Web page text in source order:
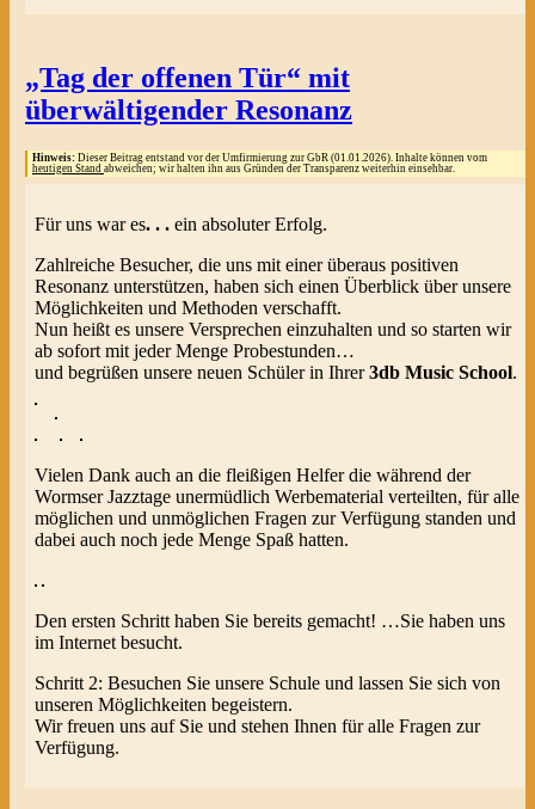
„Tag der offenen Tür“ mit
überwältigender Resonanz
Hinweis: Dieser Beitrag entstand vor der Umfirmierung zur GbR (01.01.2026). Inhalte können vom
heutigen Stand abweichen; wir halten ihn aus Gründen der Transparenz weiterhin einsehbar.
Für uns war es. . .ein absoluter Erfolg.
Zahlreiche Besucher, die uns mit einer überaus positiven
Resonanz unterstützen, haben sich einen Überblick über unsere
Möglichkeiten und Methoden verschafft.
Nun heißt es unsere Versprechen einzuhalten und so starten wir
ab sofort mit jeder Menge Probestunden…
und begrüßen unsere neuen Schüler in Ihrer3db Music School.
Vielen Dank auch an die fleißigen Helfer die während der
Wormser Jazztage unermüdlich Werbematerial verteilten, für alle
möglichen und unmöglichen Fragen zur Verfügung standen und
dabei auch noch jede Menge Spaß hatten.
Den ersten Schritt haben Sie bereits gemacht! …Sie haben uns
im Internet besucht.
Schritt 2: Besuchen Sie unsere Schule und lassen Sie sich von
unseren Möglichkeiten begeistern.
Wir freuen uns auf Sie und stehen Ihnen für alle Fragen zur
Verfügung.